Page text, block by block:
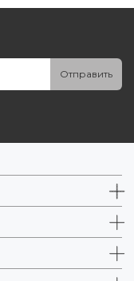
Отправить